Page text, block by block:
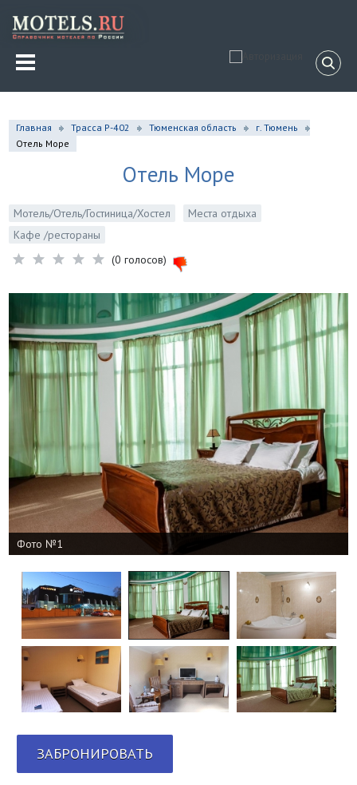
Главная Трасса Р-402 Тюменская область
г. Тюмень
Отель Море
Отель Море
Мотель/Отель/Гостиница/Хостел
Места отдыха
Кафе /рестораны
(0 голосов)
Фото №1
ЗАБРОНИРОВАТЬ